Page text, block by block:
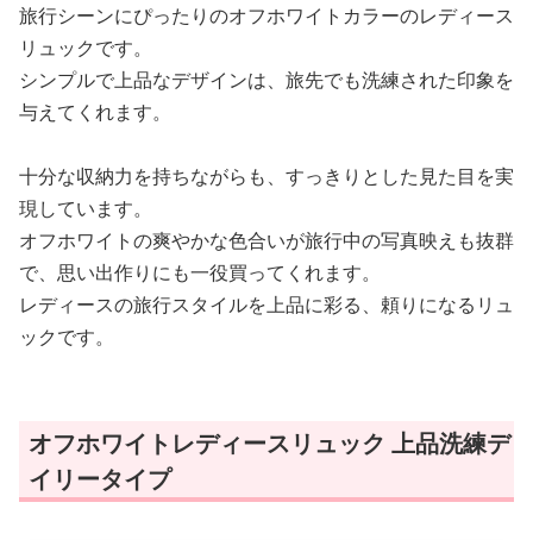
旅行シーンにぴったりのオフホワイトカラーのレディース
リュックです。
シンプルで上品なデザインは、旅先でも洗練された印象を
与えてくれます。
十分な収納力を持ちながらも、すっきりとした見た目を実
現しています。
オフホワイトの爽やかな色合いが旅行中の写真映えも抜群
で、思い出作りにも一役買ってくれます。
レディースの旅行スタイルを上品に彩る、頼りになるリュ
ックです。
オフホワイトレディースリュック 上品洗練デ
イリータイプ